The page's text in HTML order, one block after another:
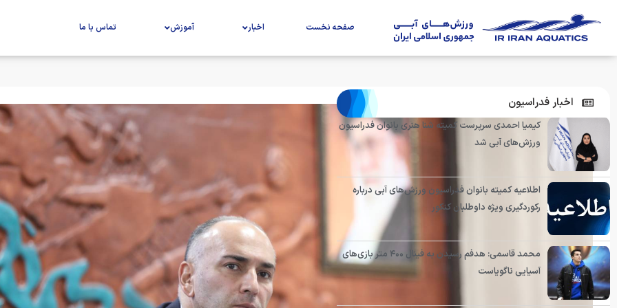
صفحه نخست اخبار آموزش تماس با ما
اخبار فدراسیون
کیمیا احمدی سرپرست کمیته شنا هنری بانوان فدراسیون
ورزش‌های آبی شد
اطلاعیه کمیته بانوان فدراسیون ورزش‌های آبی درباره
رکوردگیری ویژه داوطلبان کنکور
محمد قاسمی: هدفم رسیدن به فینال ۴۰۰ متر بازی‌های
آسیایی ناگویاست